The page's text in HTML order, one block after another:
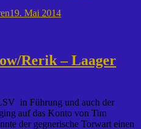
19. Mai 2014
Rerik – Laager
in Führung und auch der
auf das Konto von Tim
der gegnerische Torwart einen